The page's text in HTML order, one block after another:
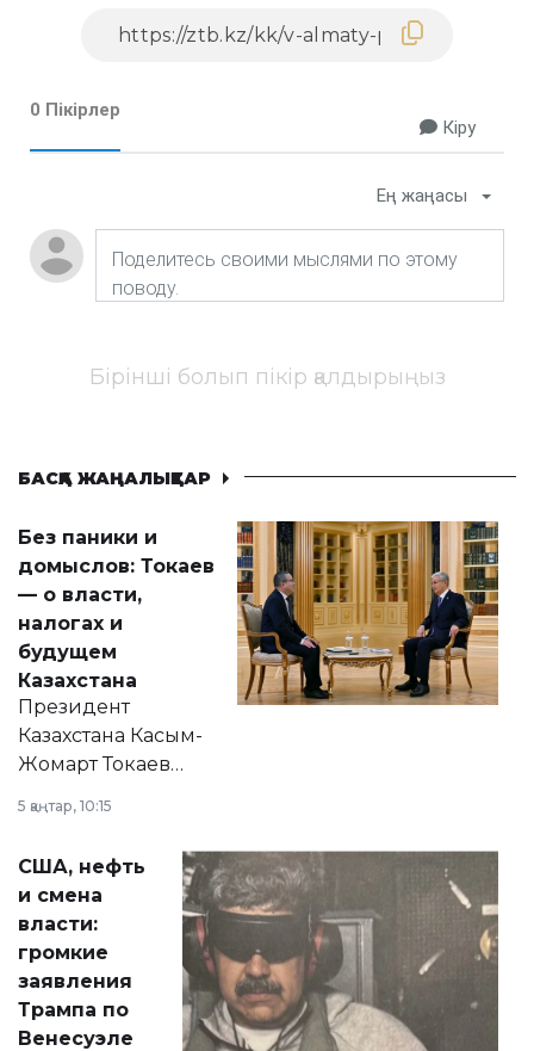
0 Пікірлер
Кіру
Ең жаңасы
Бірінші болып пікір қалдырыңыз
БАСҚА ЖАҢАЛЫҚТАР
Без паники и
домыслов: Токаев
— о власти,
налогах и
будущем
Казахстана
Президент
Казахстана Касым-
Жомарт Токаев
сразу несколько
актуальных тем —
от слухов о
политических
реформах до
вопросов армии,
экономики и
личного здоровья.
5 қаңтар, 10:15
США, нефть
и смена
власти:
громкие
заявления
Трампа по
Венесуэле